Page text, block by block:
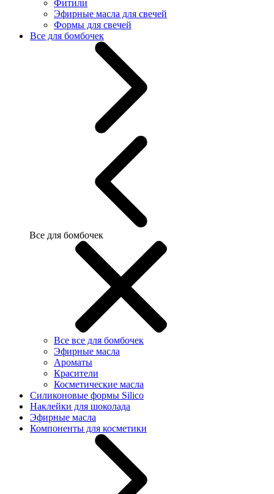
Фитили
Эфирные масла для свечей
Формы для свечей
Все для бомбочек
Все для бомбочек
Все все для бомбочек
Эфирные масла
Ароматы
Красители
Косметические масла
Силиконовые формы Silico
Наклейки для шоколада
Эфирные масла
Компоненты для косметики